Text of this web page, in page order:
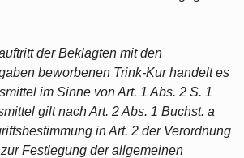
der Beklagten mit den
beworbenen Trink-Kur handelt es
im Sinne von Art. 1 Abs. 2 S. 1
gilt nach Art. 2 Abs. 1 Buchst. a
in Art. 2 der Verordnung
Festlegung der allgemeinen